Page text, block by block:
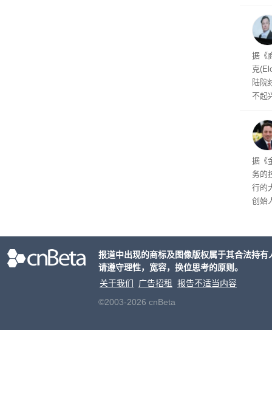
流
时
据《
克
陆院
不起
人布
据《
务的
行的
创始
随着
报道中出现的商标及图像版权属于其合法持
请遵守理性，宽容，换位思考的原则。
关于我们
广告招租
报告不适当内容
©2003-2026 cnBeta